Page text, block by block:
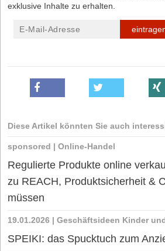
exklusive Inhalte zu erhalten.
Diese Artikel könnten Sie auch
sponsored | Online-Handel
Regulierte Produkte online
zu REACH, Produktsicherheit &
müssen
19.01.2026 | Geschäftsideen Kinder
SPEIKI: das Spucktuch zum